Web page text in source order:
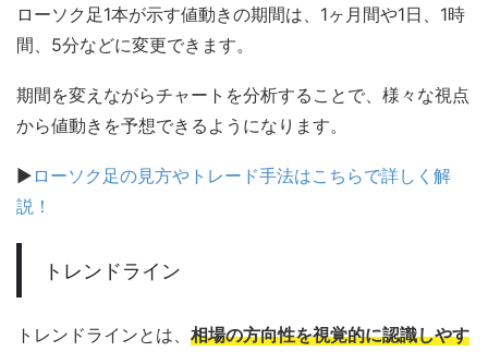
ローソク足1本が示す値動きの期間は、1ヶ月間や1日、1時
間、5分などに変更できます。
期間を変えながらチャートを分析することで、様々な視点
から値動きを予想できるようになります。
▶ ローソク足の見方やトレード手法はこちらで詳しく解
説！
トレンドライン
トレンドラインとは、 相場の方向性を視覚的に認識しやす